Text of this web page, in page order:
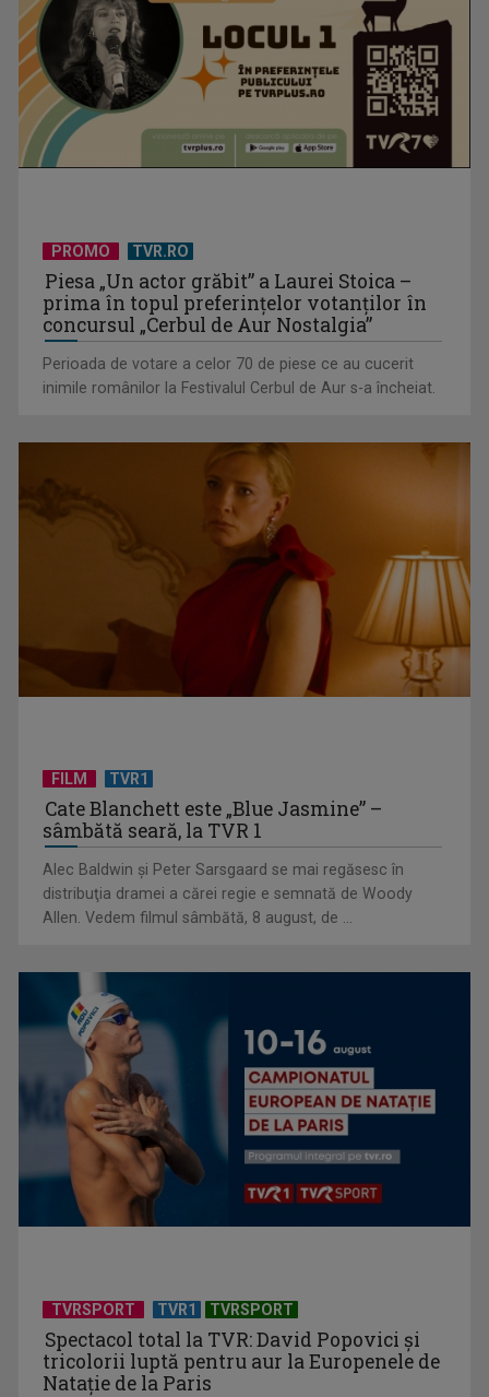
TVR lansează un apel pentru proiecte de emisiuni
"Robin Hood"-ul serialelor coreene: "Iljimae, hoţul fantomă",
Un reper al cinematografiei mondiale, la TVR Cultural:
„Roma, oraș deschis”
Federația SANITAS suspendă temporar greva generală din
sistemul sanitar
PROMO TVR.RO
Piesa „Un actor grăbit” a Laurei Stoica –
prima în topul preferinţelor votanţilor în
concursul „Cerbul de Aur Nostalgia”
Perioada de votare a celor 70 de piese ce au cucerit
inimile românilor la Festivalul Cerbul de Aur s-a încheiat.
FILM TVR1
Cate Blanchett este „Blue Jasmine” –
sâmbătă seară, la TVR 1
Alec Baldwin şi Peter Sarsgaard se mai regăsesc în
distribuţia dramei a cărei regie e semnată de Woody
Allen. Vedem filmul sâmbătă, 8 august, de ...
TVRSPORT TVR1 TVRSPORT
Spectacol total la TVR: David Popovici și
tricolorii luptă pentru aur la Europenele de
Natație de la Paris